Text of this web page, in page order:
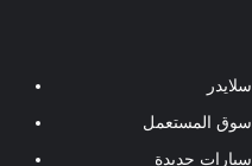
سلايدر
سوق المستعمل
سيارات جديدة